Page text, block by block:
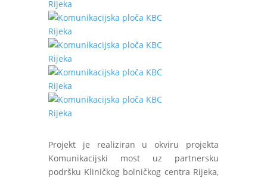
Projekt je realiziran u okviru projekta
Komunikacijski most uz partnersku
podršku Kliničkog bolničkog centra Rijeka,